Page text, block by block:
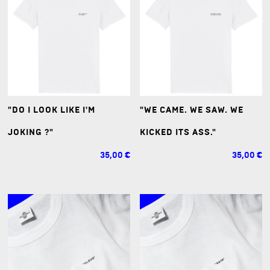
"DO I LOOK LIKE I'M
JOKING ?"
35,00 €
"WE CAME. WE SAW. WE
KICKED ITS ASS."
35,00 €